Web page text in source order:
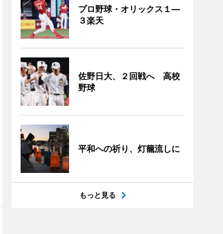
プロ野球・オリックス１―
３楽天
佐野日大、２回戦へ 高校
野球
平和への祈り、灯籠流しに
もっと見る